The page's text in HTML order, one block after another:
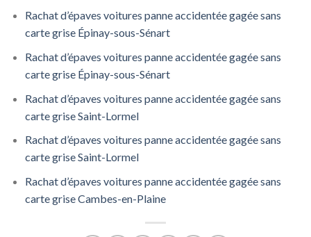
Rachat d’épaves voitures panne accidentée gagée sans
carte grise Épinay-sous-Sénart
Rachat d’épaves voitures panne accidentée gagée sans
carte grise Épinay-sous-Sénart
Rachat d’épaves voitures panne accidentée gagée sans
carte grise Saint-Lormel
Rachat d’épaves voitures panne accidentée gagée sans
carte grise Saint-Lormel
Rachat d’épaves voitures panne accidentée gagée sans
carte grise Cambes-en-Plaine